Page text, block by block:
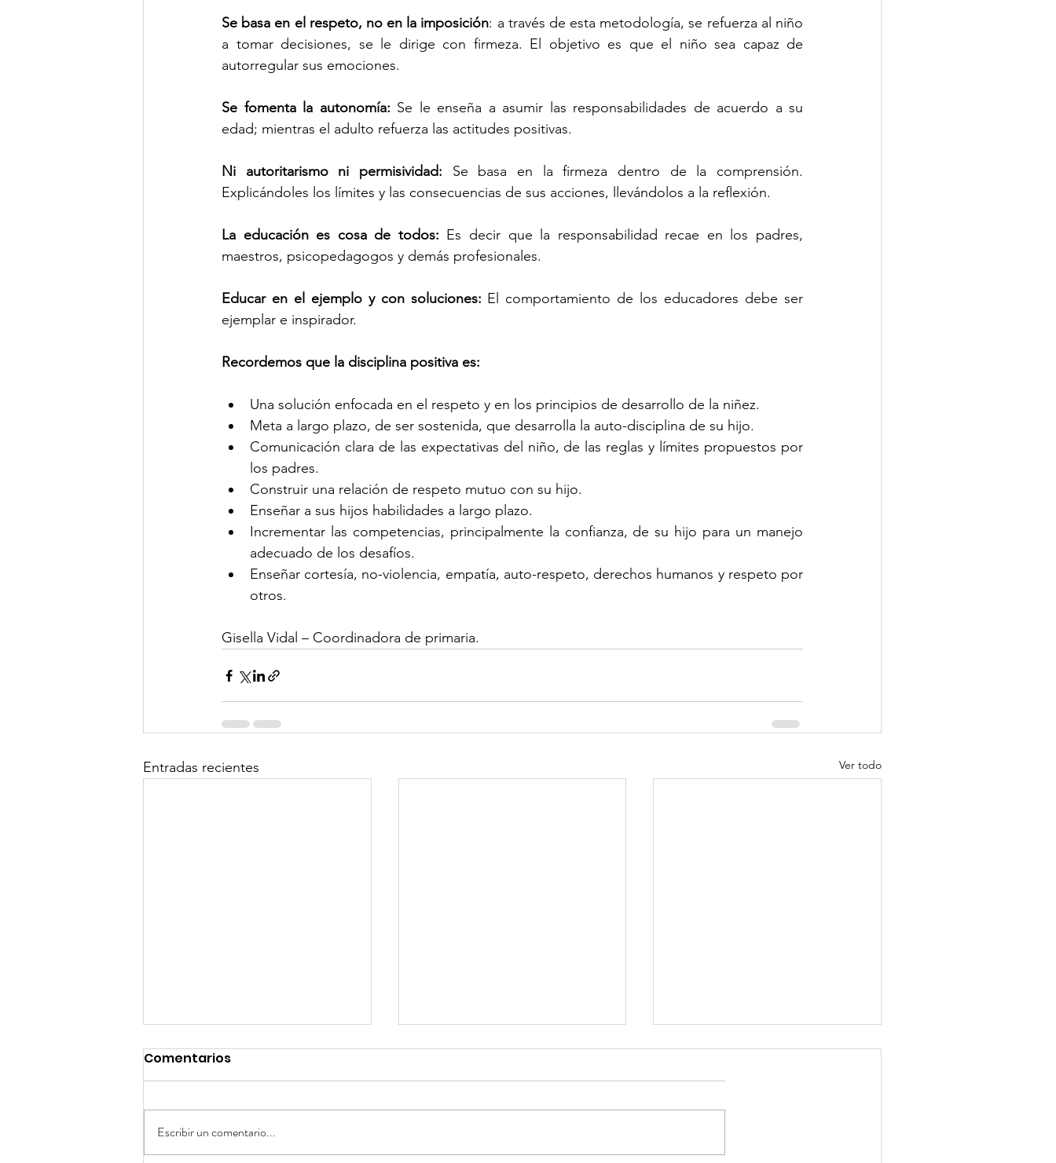
Se basa en el respeto, no en la imposición: a través de esta metodología, se refuerza al niño
a tomar decisiones, se le dirige con firmeza. El objetivo es que el niño sea capaz de
autorregular sus emociones.
Se fomenta la autonomía: Se le enseña a asumir las responsabilidades de acuerdo a su
edad; mientras el adulto refuerza las actitudes positivas.
Ni autoritarismo ni permisividad: Se basa en la firmeza dentro de la comprensión.
Explicándoles los límites y las consecuencias de sus acciones, llevándolos a la reflexión.
La educación es cosa de todos: Es decir que la responsabilidad recae en los padres,
maestros, psicopedagogos y demás profesionales.
Educar en el ejemplo y con soluciones: El comportamiento de los educadores debe ser
ejemplar e inspirador.
Recordemos que la disciplina positiva es:
Una solución enfocada en el respeto y en los principios de desarrollo de la niñez.
Meta a largo plazo, de ser sostenida, que desarrolla la auto-disciplina de su hijo.
Comunicación clara de las expectativas del niño, de las reglas y límites propuestos por
los padres.
Construir una relación de respeto mutuo con su hijo.
Enseñar a sus hijos habilidades a largo plazo.
Incrementar las competencias, principalmente la confianza, de su hijo para un manejo
adecuado de los desafíos.
Enseñar cortesía, no-violencia, empatía, auto-respeto, derechos humanos y respeto por
otros.
Gisella Vidal – Coordinadora de primaria.
Entradas recientes Ver todo
Comentarios
Escribir un comentario...